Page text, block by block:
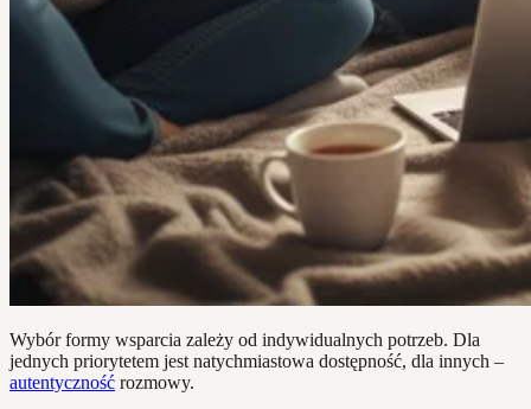
Wybór formy wsparcia zależy od indywidualnych potrzeb. Dla
jednych priorytetem jest natychmiastowa dostępność, dla innych –
autentyczność rozmowy.